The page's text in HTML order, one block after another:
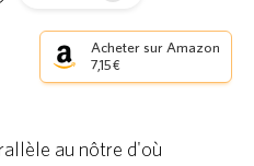
Acheter sur Amazon
7,15 €
au nôtre d'où